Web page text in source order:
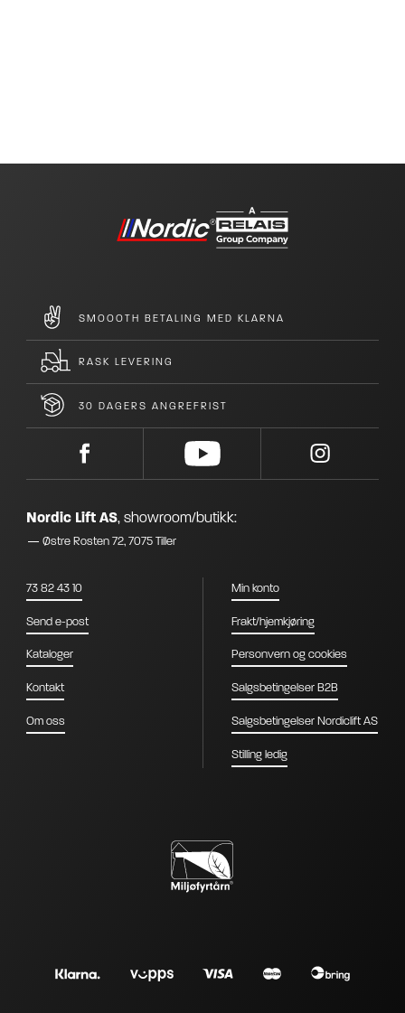
SMOOOTH BETALING MED KLARNA
RASK LEVERING
30 DAGERS ANGREFRIST
Nordic Lift AS, showroom/butikk:
Østre Rosten 72, 7075 Tiller
73 82 43 10
Send e-post
Kataloger
Kontakt
Om oss
Min konto
Frakt/hjemkjøring
Personvern og cookies
Salgsbetingelser B2B
Salgsbetingelser Nordiclift AS
Stilling ledig